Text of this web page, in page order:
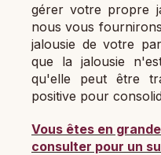
gérer votre propre
nous vous
jalousie de votre
que la jalousie
qu'elle peut être
positive pour
Vous êtes en
consulter pour un